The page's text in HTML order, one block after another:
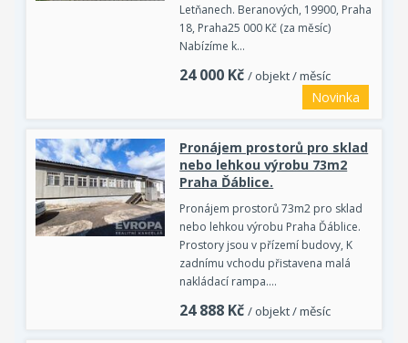
Letňanech. Beranových, 19900, Praha
18, Praha25 000 Kč (za měsíc)
Nabízíme k…
24 000 Kč / objekt / měsíc
Novinka
Pronájem prostorů pro sklad
nebo lehkou výrobu 73m2
Praha Ďáblice.
Pronájem prostorů 73m2 pro sklad
nebo lehkou výrobu Praha Ďáblice.
Prostory jsou v přízemí budovy, K
zadnímu vchodu přistavena malá
nakládací rampa.…
24 888 Kč / objekt / měsíc